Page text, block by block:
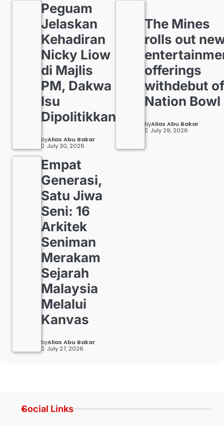
Peguam
Jelaskan
Kehadiran
Nicky Liow
di Majlis
PM, Dakwa
Isu
Dipolitikkan
byAlias Abu Bakar
July 30, 2026
The Mines
rolls out
offerings
withdebut
Nation Bowl
byAlias Abu Bakar
July 29, 2026
Empat
Generasi,
Satu Jiwa
Seni: 16
Arkitek
Seniman
Merakam
Sejarah
Malaysia
Melalui
Kanvas
byAlias Abu Bakar
July 27, 2026
Social Links